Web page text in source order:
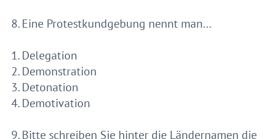
Eine Protestkundgebung nennt man…
Delegation
Demonstration
Detonation
Demotivation
Bitte schreiben Sie hinter die Ländernamen die